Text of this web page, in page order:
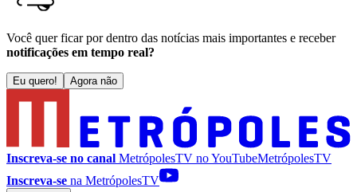
Você quer ficar por dentro das notícias mais importantes e receber
notificações em tempo real?
Eu quero! Agora não
Inscreva-se no canal MetrópolesTV noYouTubeMetrópolesTV
Inscreva-se na MetrópolesTV